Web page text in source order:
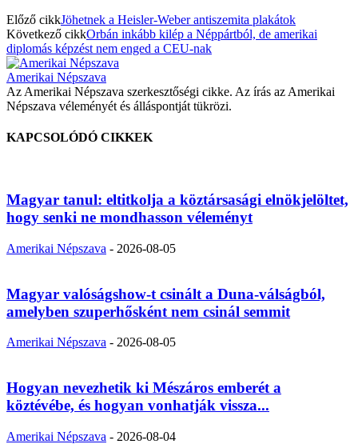
Előző cikkJöhetnek a Heisler-Weber antiszemita plakátok
Következő cikkOrbán inkább kilép a Néppártból, de amerikai
diplomás képzést nem enged a CEU-nak
Amerikai Népszava
Az Amerikai Népszava szerkesztőségi cikke. Az írás az Amerikai
Népszava véleményét és álláspontját tükrözi.
KAPCSOLÓDÓ CIKKEK
Magyar tanul: eltitkolja a köztársasági elnökjelöltet,
hogy senki ne mondhasson véleményt
Amerikai Népszava - 2026-08-05
Magyar valóságshow-t csinált a Duna-válságból,
amelyben szuperhősként nem csinál semmit
Amerikai Népszava - 2026-08-05
Hogyan nevezhetik ki Mészáros emberét a
köztévébe, és hogyan vonhatják vissza...
Amerikai Népszava - 2026-08-04